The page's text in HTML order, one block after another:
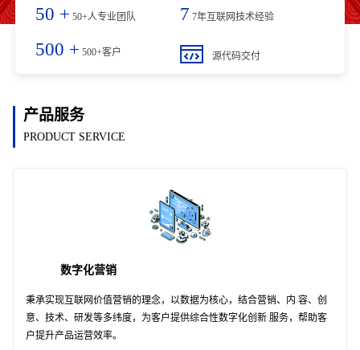
50 + 50+人专业团队 7 7年互联网技术经验
500 + 500+客户 源代码交付
产品服务
PRODUCT SERVICE
数字化营销
秉承实现互联网价值营销的理念，以数据为核心，结合营销、内 容、创
意、技术、研发等多纬度，为客户提供综合性数字化创新 服务，帮助客
户提升产品运营效率。